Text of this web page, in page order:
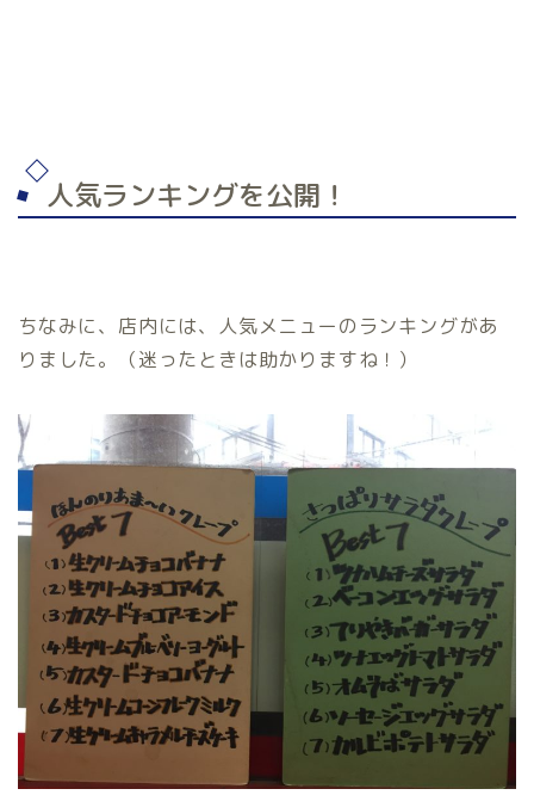
人気ランキングを公開！
ちなみに、店内には、人気メニューのランキングがあ
りました。（迷ったときは助かりますね！）